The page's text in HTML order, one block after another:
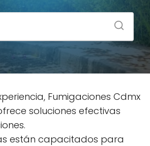
Fumigaciones Cdmx
soluciones efectivas
están capacitados para